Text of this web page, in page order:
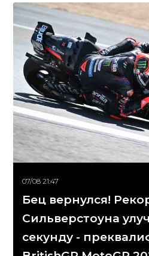
07/08 21:47
Бец вернулся!
Сильверстоуна
секунду -